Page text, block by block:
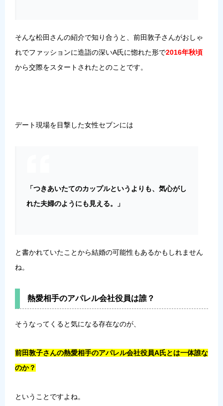
そんな松田さんの紹介で知り合うと、前田敦子さんがおしゃ
れでファッションに造詣の深いA氏に惚れた形で2016年秋頃
から交際をスタートされたとのことです。
デート現場を目撃した女性セブンには
「つきあいたてのカップルというよりも、気心がし
れた夫婦のようにも見える。」
と書かれていたことから結婚の可能性もあるかもしれません
ね。
熱愛相手のアパレル会社役員は誰？
そうなってくると気になる存在なのが、
前田敦子さんの熱愛相手のアパレル会社役員A氏とは一体誰な
のか？
ということですよね。